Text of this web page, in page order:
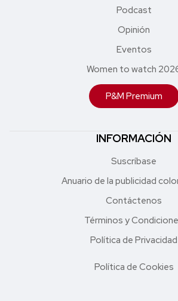
Podcast
Opinión
Eventos
Women to watch
P&M Premium
INFORMACIÓN
Suscríbase
Anuario de la publicidad
Contáctenos
Términos y
Política de Privacidad
Política de Cookies